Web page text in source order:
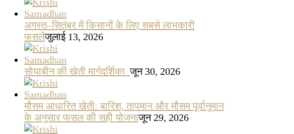
अगस्त–सितंबर में किसानों के लिए सबसे लाभकारी
फसलेंजुलाई 13, 2026
सोयाबीन की खेती मार्गदर्शिकाजून 30, 2026
मौसम आधारित खेती: बारिश, तापमान और मौसम पूर्वानुमान
के अनुसार फसल की सही योजनाजून 29, 2026